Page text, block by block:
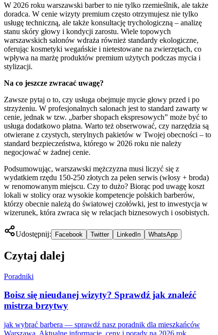
W 2026 roku warszawski barber to nie tylko rzemieślnik, ale także
doradca. W cenie wizyty premium często otrzymujesz nie tylko
usługę techniczną, ale także konsultację trychologiczną – analizę
stanu skóry głowy i kondycji zarostu. Wiele topowych
warszawskich salonów wdraża również standardy ekologiczne,
oferując kosmetyki wegańskie i nietestowane na zwierzętach, co
wpływa na marżę produktów premium użytych podczas mycia i
stylizacji.
Na co jeszcze zwracać uwagę?
Zawsze pytaj o to, czy usługa obejmuje mycie głowy przed i po
strzyżeniu. W profesjonalnych salonach jest to standard zawarty w
cenie, jednak w tzw. „barber shopach ekspresowych” może być to
usługa dodatkowo płatna. Warto też obserwować, czy narzędzia są
otwierane z czystych, sterylnych pakietów w Twojej obecności – to
standard bezpieczeństwa, którego w 2026 roku nie należy
negocjować w żadnej cenie.
Podsumowując, warszawski mężczyzna musi liczyć się z
wydatkiem rzędu 150-250 złotych za pełen serwis (włosy + broda)
w renomowanym miejscu. Czy to dużo? Biorąc pod uwagę koszt
lokali w stolicy oraz wysokie kompetencje polskich barberów,
którzy obecnie należą do światowej czołówki, jest to inwestycja w
wizerunek, która zwraca się w relacjach biznesowych i osobistych.
Udostępnij: Facebook Twitter LinkedIn WhatsApp
Czytaj dalej
Poradniki
Boisz się nieudanej wizyty? Sprawdź jak znaleźć
mistrza brzytwy
jak wybrać barbera — sprawdź nasz poradnik dla mieszkańców
Warszawa. Aktualne informacje, ceny i porady na 2026 rok.